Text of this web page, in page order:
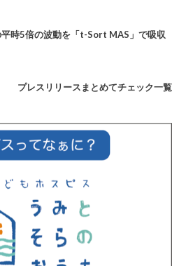
時5倍の波動を「t-Sort MAS」で吸収
プレスリリースまとめてチェック一覧